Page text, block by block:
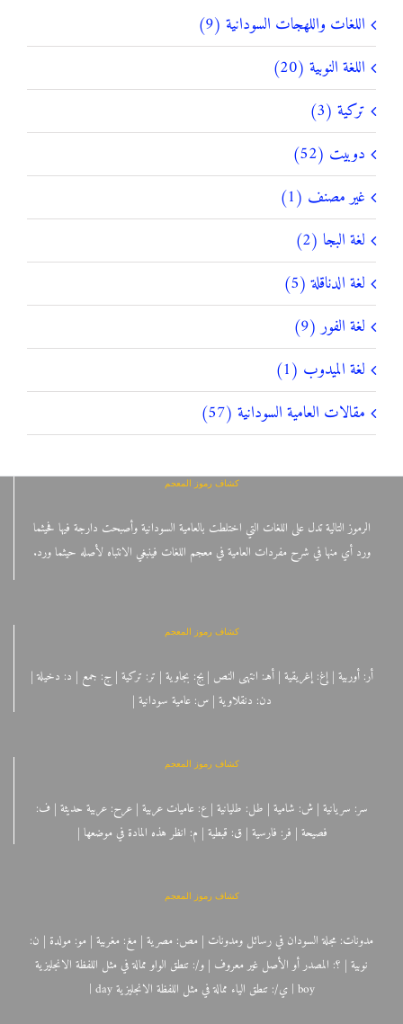
اللغات واللهجات السودانية (9)
اللغة النوبية (20)
تركية (3)
دوبيت (52)
غير مصنف (1)
لغة البجا (2)
لغة الدناقلة (5)
لغة الفور (9)
لغة الميدوب (1)
مقالات العامية السودانية (57)
كشاف رموز المعجم
الرموز التالية تدل على اللغات التي اختلطت بالعامية السودانية وأصبحت دارجة فيها فحيثما
ورد أي منها في شرح مفردات العامية في معجم اللغات فينبغي الانتباه لأصله حيثما ورد.
كشاف رموز المعجم
أر: أوربية | إغ: إغريقية | أهـ: انتهى النص | بج: بجاوية | تر: تركية | ج: جمع | د: دخيلة |
دن: دنقلاوية | س: عامية سودانية |
كشاف رموز المعجم
سر: سريانية | ش: شامية | طل: طليانية | ع: عاميات عربية | عرح: عربية حديثة | ف:
فصيحة | فر: فارسية | ق: قبطية | م: انظر هذه المادة في موضعها |
كشاف رموز المعجم
مدونات: مجلة السودان في رسائل ومدونات | مص: مصرية | مغ: مغربية | مو: مولدة | ن:
نوبية | ؟: المصدر أو الأصل غير معروف | و/: تنطق الواو ممالة في مثل اللفظة الانجليزية
boy | ي/: تنطق الياء ممالة في مثل اللفظة الانجليزية day |